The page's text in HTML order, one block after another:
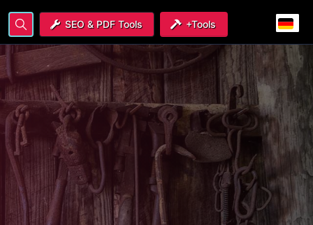
SEO & PDF Tools +Tools